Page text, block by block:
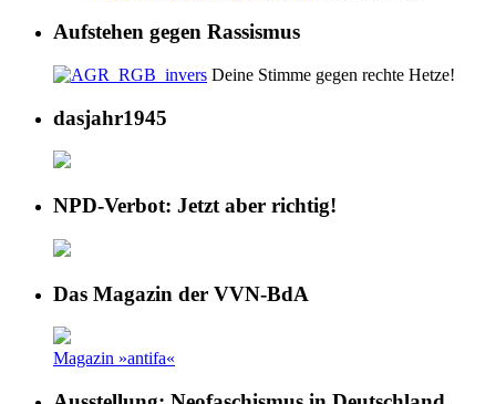
Aufstehen gegen Rassismus
Deine Stimme gegen rechte Hetze!
dasjahr1945
NPD-Verbot: Jetzt aber richtig!
Das Magazin der VVN-BdA
Magazin »antifa«